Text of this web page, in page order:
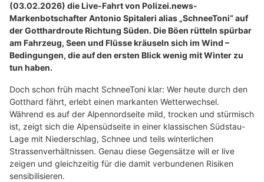
(03.02.2026) die Live-Fahrt von Polizei.news-
Markenbotschafter Antonio Spitaleri alias „SchneeToni“ auf
der Gotthardroute Richtung Süden. Die Böen rütteln spürbar
am Fahrzeug, Seen und Flüsse kräuseln sich im Wind –
Bedingungen, die auf den ersten Blick wenig mit Winter zu
tun haben.
Doch schon früh macht SchneeToni klar: Wer heute durch den
Gotthard fährt, erlebt einen markanten Wetterwechsel.
Während es auf der Alpennordseite mild, trocken und stürmisch
ist, zeigt sich die Alpensüdseite in einer klassischen Südstau-
Lage mit Niederschlag, Schnee und teils winterlichen
Strassenverhältnissen. Genau diese Gegensätze will er live
zeigen und gleichzeitig für die damit verbundenen Risiken
sensibilisieren.